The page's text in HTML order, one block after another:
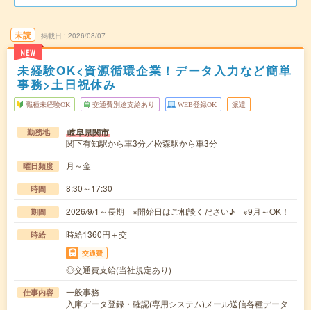
未読
NEW
掲載日 2026/08/07
未経験OK<資源循環企業！データ入力など簡単
事務>土日祝休み
職種未経験OK 交通費別途支給あり WEB登録OK 派遣
勤務地 岐阜県関市
関下有知駅から車3分／松森駅から車3分
曜日頻度 月～金
時間 8:30～17:30
期間 2026/9/1～長期 ※開始日はご相談ください♪ ※9月～OK！
時給 時給1360円＋交
交通費
◎交通費支給(当社規定あり)
仕事内容
一般事務
入庫データ登録・確認(専用システム)メール送信各種データ